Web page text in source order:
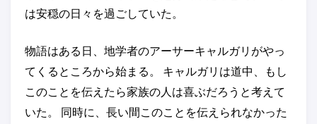
は安穏の日々を過ごしていた。
物語はある日、地学者のアーサーキャルガリがやっ
てくるところから始まる。 キャルガリは道中、もし
このことを伝えたら家族の人は喜ぶだろうと考えて
いた。 同時に、長い間このことを伝えられなかった